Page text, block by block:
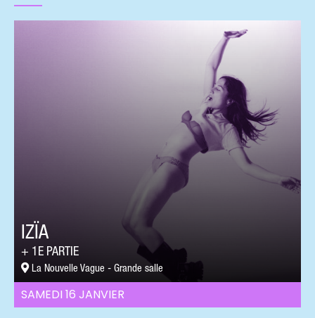
SAMEDI 16 JANVIER
IZÏA
1E PARTIE
La Nouvelle Vague - Grande salle